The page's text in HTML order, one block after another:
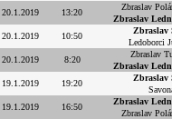
20.1.2019
13:20
Zbraslav
Zbraslav
20.1.2019
10:50
Zbraslav
Ledoborci
20.1.2019
8:20
Zbraslav
Zbraslav
19.1.2019
19:20
Zbraslav
19.1.2019
16:50
Zbraslav
Zbraslav